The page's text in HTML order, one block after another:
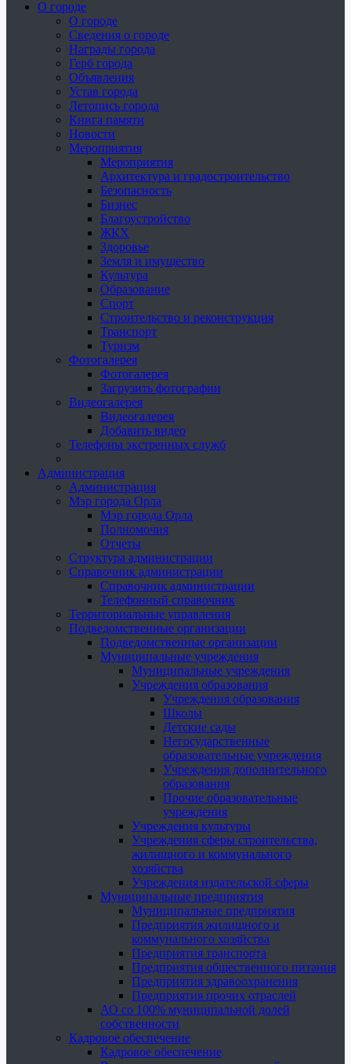
О городе
О городе
Сведения о городе
Награды города
Герб города
Объявления
Устав города
Летопись города
Книга памяти
Новости
Мероприятия
Мероприятия
Архитектура и градостроительство
Безопасность
Бизнес
Благоустройство
ЖКХ
Здоровье
Земля и имущество
Культура
Образование
Спорт
Строительство и реконструкция
Транспорт
Туризм
Фотогалерея
Фотогалерея
Загрузить фотографии
Видеогалерея
Видеогалерея
Добавить видео
Телефоны экстренных служб
Администрация
Администрация
Мэр города Орла
Мэр города Орла
Полномочия
Отчеты
Структура администрации
Справочник администрации
Справочник администрации
Телефонный справочник
Территориальные управления
Подведомственные организации
Подведомственные организации
Муниципальные учреждения
Муниципальные учреждения
Учреждения образования
Учреждения образования
Школы
Детские сады
Негосударственные
образовательные учреждения
Учреждения дополнительного
образования
Прочие образовательные
учреждения
Учреждения культуры
Учреждения сферы строительства,
жилищного и коммунального
хозяйства
Учреждения издательской сферы
Муниципальные предприятия
Муниципальные предприятия
Предприятия жилищного и
коммунального хозяйства
Предприятия транспорта
Предприятия общественного питания
Предприятия здравоохранения
Предприятия прочих отраслей
АО со 100% муниципальной долей
собственности
Кадровое обеспечение
Кадровое обеспечение